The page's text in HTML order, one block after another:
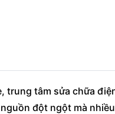
trung tâm sửa chữa
đột ngột mà